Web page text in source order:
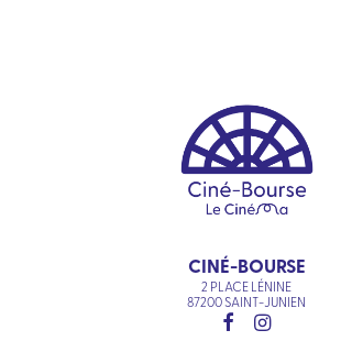
CINÉ-BOURSE
2 PLACE LÉNINE
87200 SAINT-JUNIEN